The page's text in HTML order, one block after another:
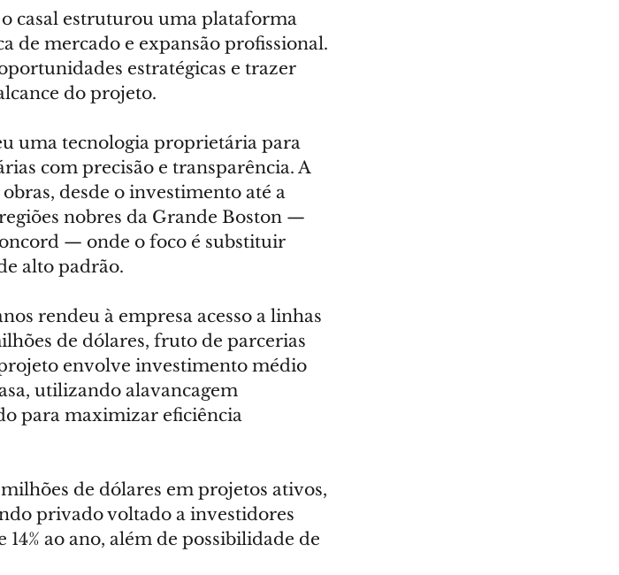
casal estruturou uma plataforma
de mercado e expansão profissional.
estratégicas e trazer
do projeto.
uma tecnologia proprietária para
com precisão e transparência. A
desde o investimento até a
nobres da Grande Boston —
— onde o foco é substituir
alto padrão.
rendeu à empresa acesso a linhas
de dólares, fruto de parcerias
envolve investimento médio
utilizando alavancagem
para maximizar eficiência
de dólares em projetos ativos,
privado voltado a investidores
ao ano, além de possibilidade de